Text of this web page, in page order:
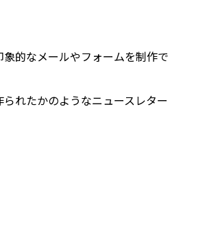
的なメールやフォームを制作で
れたかのようなニュースレター